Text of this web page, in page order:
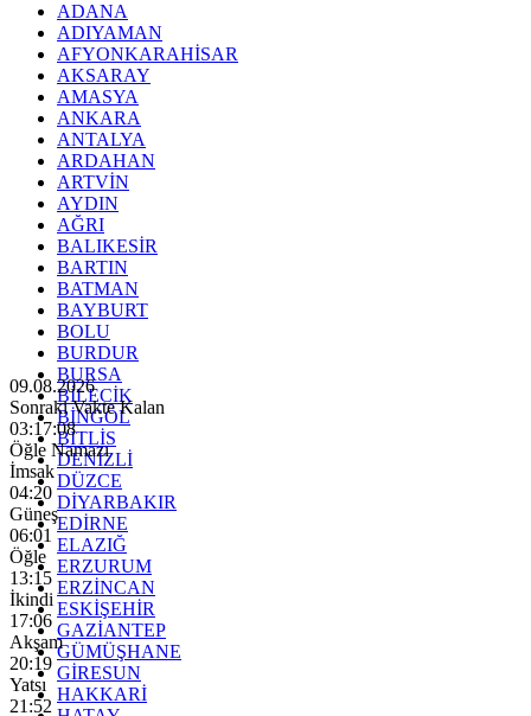
ADANA
ADIYAMAN
AFYONKARAHİSAR
AKSARAY
AMASYA
ANKARA
ANTALYA
ARDAHAN
ARTVİN
AYDIN
AĞRI
BALIKESİR
BARTIN
BATMAN
BAYBURT
BOLU
BURDUR
BURSA
BİLECİK
BİNGÖL
BİTLİS
DENİZLİ
DÜZCE
DİYARBAKIR
EDİRNE
ELAZIĞ
ERZURUM
ERZİNCAN
ESKİŞEHİR
GAZİANTEP
GÜMÜŞHANE
GİRESUN
HAKKARİ
09.08.2026
Sonraki Vakte Kalan
03:17:06
Öğle Namazı
İmsak
04:20
Güneş
06:01
Öğle
13:15
İkindi
17:06
Akşam
20:19
Yatsı
21:52